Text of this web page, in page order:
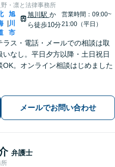
・凛と法律事務所
旭
川
市
旭川駅 か
ら徒歩10分
営業時間：09:00~
21:00（平日）
ラス・電話・メールでの相談は取
いなし。平日夕方以降・土日祝日
OK。オンライン相談はじめました
メールでお問い合わせ
弁護士